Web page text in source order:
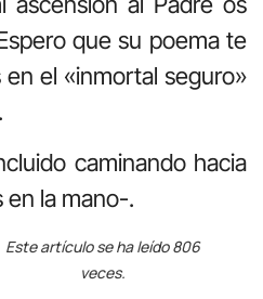
que su poema te
el «inmortal seguro»
caminando hacia
en la mano-.
Este artículo se ha leído 806
veces.